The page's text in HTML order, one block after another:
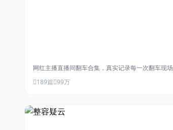
网红主播直播间翻车合集，真实记录每一次翻车现场
189篇 99万